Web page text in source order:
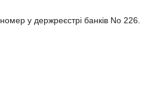
у держреєстрі банків No 226.